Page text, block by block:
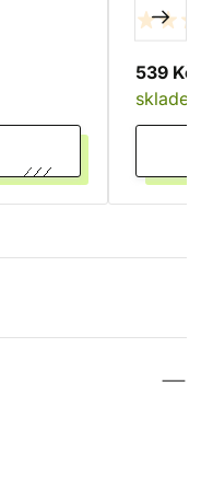
539 Kč
skladem